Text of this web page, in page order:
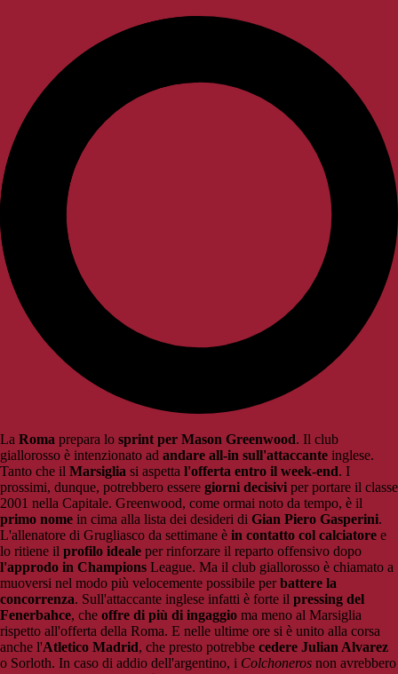
La Roma prepara lo sprint per Mason Greenwood. Il club
giallorosso è intenzionato ad andare all-in sull'attaccante inglese.
Tanto che il Marsiglia si aspetta l'offerta entro il week-end. I
prossimi, dunque, potrebbero essere giorni decisivi per portare il classe
2001 nella Capitale. Greenwood, come ormai noto da tempo, è il
primo nome in cima alla lista dei desideri di Gian Piero Gasperini.
L'allenatore di Grugliasco da settimane è in contatto col calciatore e
lo ritiene il profilo ideale per rinforzare il reparto offensivo dopo
l'approdo in Champions League. Ma il club giallorosso è chiamato a
muoversi nel modo più velocemente possibile perbattere la
concorrenza. Sull'attaccante inglese infatti è forte il pressing del
Fenerbahce, che offre di più di ingaggio ma meno al Marsiglia
rispetto all'offerta della Roma. E nelle ultime ore si è unito alla corsa
anche l'Atletico Madrid, che presto potrebbe cedere Julian Alvarez
o Sorloth. In caso di addio dell'argentino, i Colchoneros non avrebbero